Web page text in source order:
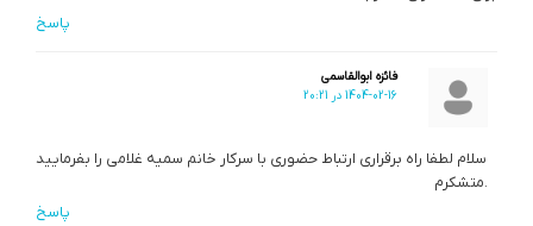
پاسخ
فائزه ابوالقاسمی
1404-02-16 در 20:21
سلام لطفا راه برقراری ارتباط حضوری با سرکار خانم سمیه غلامی را بفرمایید
.متشکرم
پاسخ